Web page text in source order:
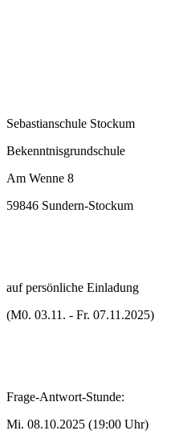
Sebastianschule Stockum
Bekenntnisgrundschule
Am Wenne 8
59846 Sundern-Stockum
auf persönliche Einladung
(M0. 03.11. - Fr. 07.11.2025)
Frage-Antwort-Stunde:
Mi. 08.10.2025 (19:00 Uhr)